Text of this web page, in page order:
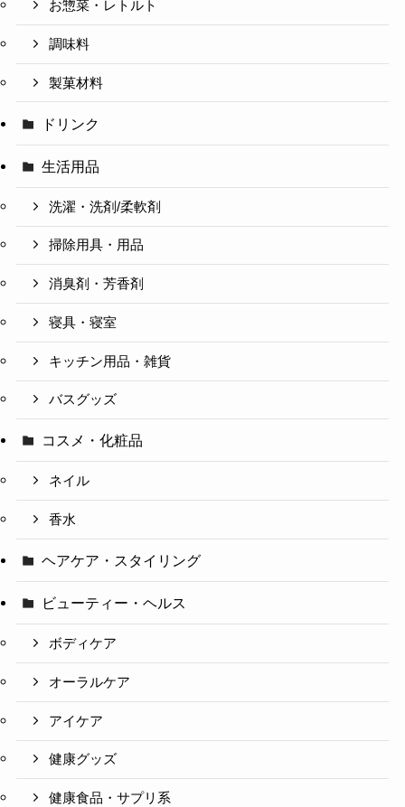
お惣菜・レトルト
調味料
製菓材料
ドリンク
生活用品
洗濯・洗剤/柔軟剤
掃除用具・用品
消臭剤・芳香剤
寝具・寝室
キッチン用品・雑貨
バスグッズ
コスメ・化粧品
ネイル
香水
ヘアケア・スタイリング
ビューティー・ヘルス
ボディケア
オーラルケア
アイケア
健康グッズ
健康食品・サプリ系